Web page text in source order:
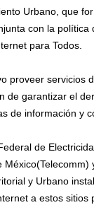
Urbano, que
con la política
para Todos.
proveer servicios
de garantizar el
de información y
de
México(Telecomm)
y Urbano
a estos sitios